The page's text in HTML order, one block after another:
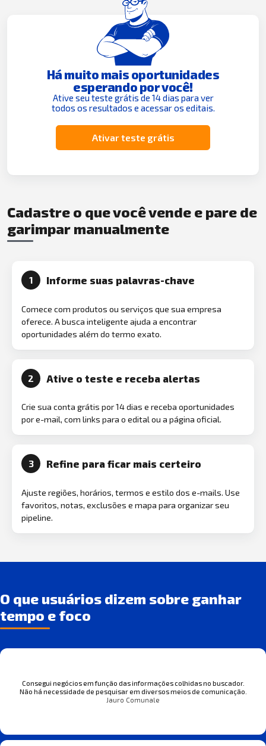
Há muito mais oportunidades
esperando por você!
Ative seu teste grátis de 14 dias para ver
todos os resultados e acessar os editais.
Ativar teste grátis
Cadastre o que você vende e pare de
garimpar manualmente
1 Informe suas palavras-chave
Comece com produtos ou serviços que sua empresa
oferece. A busca inteligente ajuda a encontrar
oportunidades além do termo exato.
2 Ative o teste e receba alertas
Crie sua conta grátis por 14 dias e receba oportunidades
por e-mail, com links para o edital ou a página oficial.
3 Refine para ficar mais certeiro
Ajuste regiões, horários, termos e estilo dos e-mails. Use
favoritos, notas, exclusões e mapa para organizar seu
pipeline.
O que usuários dizem sobre ganhar
tempo e foco
Consegui negócios em função das informações colhidas no buscador.
Não há necessidade de pesquisar em diversos meios de comunicação.
Jauro Comunale